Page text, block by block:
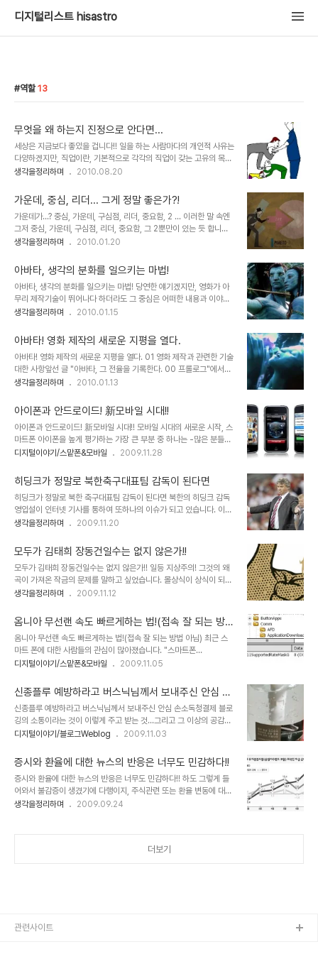
디지털리스트 hisastro
역할 13
무엇을 왜 하는지 진정으로 안다면...
세상은 지금보다 좋았을 겁니다!! 일을 하는 사람마다의 개인적 사유는
다양하겠지만, 직업이란, 기본적으로 각각의 직업이 갖는 고유의 목적
이 있을 겁니다. 돈을 벌고자 하는 반쪽의 공통된 목적 이외에 정치인
공무원으로서 역할을 해야하는지를 인지하고 공무를 수행한다면... 교
육자가 왜 교육자로서 교육을 어떻게 해야 하는지를 알고 교단에 선다
면... 청소부가 왜 청소부로서 중요한 역할인지를 알고 청소를 한다
면... 세상은 지금 보다는 훨씬 나았을 거라고 생각합니다. 나를 위해
서... 남은 수단이 되어버린 -힘있는 자에게 잘 보이기 위해 정도를 넘
고 실천하려 하지만, 매일같이 ..
생각을정리하며 2010.08.20
가운데, 중심, 리더... 그게 정말 좋은가?!
가운데가...? 중심, 가운데, 구심점, 리더, 중요함, 2 ... 이러한 말 속엔
그저 중심, 가운데, 구심점, 리더, 중요함, 그 2뿐만이 있는 듯 합니다.
그것이 어떻게 존재하는지는 알 필요도 없고, 지금은 필요성을 느낄 능
들여 지고 있는지 모릅니다. 물론, 그것들 -중심,가운데, 구심점, 리더,
중요함, 2- 의 중요성을 부인코자 함은 아닙니다. 아니, 이미 그 이상
부각되어 더이상 추켜세울 수 없으리 만큼 올라가 있으므로... 꼭 그렇
게 할 필요는 없을 듯 하나... 다만, 핵심은 가운데 또는 중심, 리더가
아니라역할이라는 것을 말하고 싶은 겁니다. 과연 그 중심은 스스로 중
생각을정리하며 2010.01.20
아바타, 생각의 분화를 일으키는 마법!
아바타, 생각의 분화를 일으키는 마법! 당연한 얘기겠지만, 영화가 아
무리 제작기술이 뛰어나다 하더라도 그 중심은 어떠한 내용과 이야기
를 담고 있느냐가 무엇보다도 중요한 요소일 겁니다. 몇해 전 수백억의
며, 나라가 온통 시끄러웠던 심형래 감독의 영화 "디워"의 기억은 좋은
예가 되리라 생각합니다. 물론 이상한 논리들로 찬반이 엇갈리며 지저
분하게 얼룩졌던 그때의 기억이 좋지는 않지만... 이야기 또는 내용과
전달하고자 하는 메시지 등은 영화의 기본 골격이라고 할 수 있습니다.
때문에 아무리 영화가 멋진 기술과 영상으로 채워져 있다고 하더라도
되어 관객으로부터 혹평을 받게 되고..
생각을정리하며 2010.01.15
아바타! 영화 제작의 새로운 지평을 열다.
아바타! 영화 제작의 새로운 지평을 열다. 01 영화 제작과 관련한 기술
대한 사항앞선 글 "아바타, 그 전율을 기록한다. 00 프롤로그"에서도
언급했듯이 아바타의 제작 자체가 입체영상을 바탕으로 만들었다는
그런데, 제가 너무 기대를 하고 봐서 그럴까요? 아니면... iMax로 보질
못해서 그럴까요? 제 개인적 소견으로는 2D로 아바타를 본 분들이라
면, 굳이 3D는 추천하고 싶지 않습니다. iMAX는 제가 보질 못했으
니... 모르겠습니다. 하지만, 만일 처음 아바타를 보게 되는 경우라면,
2D말고 3D로 보는 것을 권해드리고 싶습니다. 물론 iMAX를 볼 수
iMAX입니다..
생각을정리하며 2010.01.13
아이폰과 안드로이드! 新모바일 시대!!
아이폰과 안드로이드! 新모바일 시대!! 모바일 시대의 새로운 시작, 스
마트폰 아이폰을 높게 평가하는 가장 큰 부분 중 하나는 -많은 분들이
그렇게 생각을 하고 계시겠지만- 무엇보다도 완성도 높은 기능이며,
화를 이끌었다는 점입니다. 기존의 음성 통화가 휴대전화의 중심이었
다면, 아이폰은 무선 인터넷을 기반으로 하는 데이터통신을 이동통신
흐름의 중심으로 이끌었다는 건 누구도 부인하지 못할 중요한 사안이
라고 봅니다. 아이폰 11월28일 드디어 국내 출시 국내에서도 KT를 통
해 아이폰이 출시되면서 "담달 폰"이라는 오명은 벗었습니다. 아이폰
쩍 넘겼다는 것만으로도 아이폰에 대한 기대..
디지털이야기/스맡폰&모바일 2009.11.28
히딩크가 정말로 북한축구대표팀 감독이 된다면
히딩크가 정말로 북한 축구대표팀 감독이 된다면 북한의 히딩크 감독
영입설이 인터넷 기사를 통하여 또하나의 이슈가 되고 있습니다. 이에
대한 찬반이 갈라진다고 하는데, 아마도 반대할 사람이 있을까 싶으면
개인적으로는 정말로 이러한 이야기가 실제로 일어났으면 좋겠다는
기대를 가져봅니다. 혹자는 히딩크 감독의 몸값이 높기 때문에 북한에
서 감당하기 어렵다는 반응도 있지만... 히딩크 감독의 생각이 깊다면
-과거 2002년도의 기억을 되살리면, 히딩크 감독이 흔히 하는 말로
포퓰리즘에 강한지는 모르겠지만, 그의 말 한마디 한마디는 가볍지 않
있지 않을까 생각하면서... 많은 ..
생각을정리하며 2009.11.20
모두가 김태희 장동건일수는 없지 않은가!!
모두가 김태희 장동건일수는 없지 않은가!! 일등 지상주의! 그것의 왜
곡이 가져온 작금의 문제를 말하고 싶었습니다. 몰상식이 상식이 되어
온통 거꾸로 보이는 현 세태가 그 원인이라 생각되지만, 해도 너무하다
목표에 다다르기 위하여 너무도 많은 필요 이상의 낭비가 초래되고 있
습니다. 오해는 하지 마십시오. 열심히 사는 것을 의미하는 것이 아니
라 단지 일등을 위하여... 남보다 높이 올라가려 하는 이기심에 군림과
비교 우위만을 쫓는 것을 말하는 것이니까요. 정작 중요한 건 온통 잘
해야만 한다는 것으로 귀결된다는 것에 있습니다. 무슨 말이냐면 줄 세
든요. 아무리 한들 안 ..
생각을정리하며 2009.11.12
옴니아 무선랜 속도 빠르게하는 법!(접속 잘 되는 방법
아님)
옴니아 무선랜 속도 빠르게하는 법!(접속 잘 되는 방법 아님) 최근 스
마트 폰에 대한 사람들의 관심이 많아졌습니다. "스마트폰
(SmartPhone)을 사용하는 이유!! "라는 글에서 스마트 폰의 효용성
이는데 있어 삼성이라는 대기업의 마케팅은 적지 않은 영향을 주었고,
그 중심에 최근 씨리즈로 출시하고 있고, 저도 사용하고 있는 "옴니
아"라는 브랜드가 있습니다. 옴니아와 같은 스마트폰을 사용하는 이유
에 있어 WiFi 무선랜의 역할은 작지 않으며, 마치 컴퓨터가 인터넷으
로 연결되지 않았을 때와 같이 스마트폰에서 WiFi는 큰 비중을 차지
옴니아의 WiFi 설정에 대한 이야기들..
디지털이야기/스맡폰&모바일 2009.11.05
신종플루 예방하라고 버스닉님께서 보내주신 안심 손
소독청결제
신종플루 예방하라고 버스닉님께서 보내주신 안심 손소독청결제 블로
깅의 소통이라는 것이 이렇게 주고 받는 것...그리고 그 이상의 공감대
의 상호작용이라는 것을 다시한번 새기게 됩니다. 아직 여러모로 부족
스닉님의 모습에 열렬한 경의를 표합니다. 지난 주 금요일이었습니다.
버스닉님께서 쇼핑몰 오픈을 위한 준비 단계로써 상품에 대한 필드테
스트를 진행하는데, 고맙게도 저에게 기회를 주신다는 내용을 저의 블
로그 방명록에 글을 직접 남겨주셨고, 그 다음날 제품을 받아 보았습니
다. 현재 사용하고 있는 손 세정제가 있어 아직 개봉은 하지 않았지만,
디지털이야기/블로그Weblog 2009.11.03
증시와 환율에 대한 뉴스의 반응은 너무도 민감하다!!
증시와 환율에 대한 뉴스의 반응은 너무도 민감하다!! 하도 그렇게 들
어와서 불감증이 생겼기에 다행이지, 주식관련 또는 환율 변동에 대하
여 뉴스에서 나오는 소리를 듣다 보면 정말 천당 지옥을 왔다 갔다 하
됩니다. 저는 주식에 대하여 관심이 없기 때문에 주식에 대한 뉴스를
생각을정리하며 2009.09.24
더보기
관련사이트